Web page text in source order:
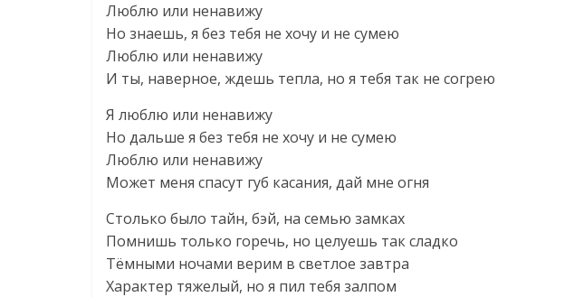
Люблю или ненавижу
Но знаешь, я без тебя не хочу и не сумею
Люблю или ненавижу
И ты, наверное, ждешь тепла, но я тебя так не согрею
Я люблю или ненавижу
Но дальше я без тебя не хочу и не сумею
Люблю или ненавижу
Может меня спасут губ касания, дай мне огня
Столько было тайн, бэй, на семью замках
Помнишь только горечь, но целуешь так сладко
Тёмными ночами верим в светлое завтра
Характер тяжелый, но я пил тебя залпом